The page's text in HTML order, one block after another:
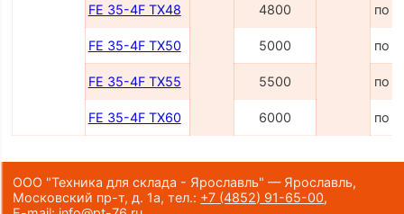
FE 35-4F TX48 4800 по
FE 35-4F TX50 5000 по
FE 35-4F TX55 5500 по
FE 35-4F TX60 6000 по
ООО "Техника для склада - Ярославль" — Ярославль,
Московский пр-т, д. 1а,тел.: +7 (4852) 91-65-00,